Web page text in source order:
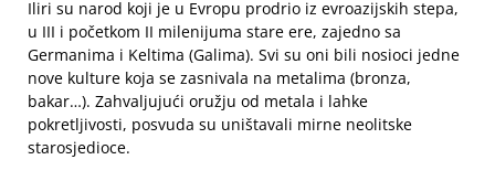
Iliri su narod koji je u Evropu prodrio iz evroazijskih stepa,
u III i početkom II milenijuma stare ere, zajedno sa
Germanima i Keltima (Galima). Svi su oni bili nosioci jedne
nove kulture koja se zasnivala na metalima (bronza,
bakar…). Zahvaljujući oružju od metala i lahke
pokretljivosti, posvuda su uništavali mirne neolitske
starosjedioce.